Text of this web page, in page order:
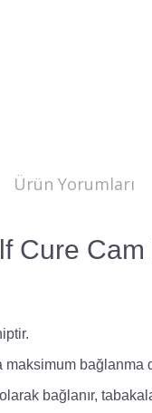
Ürün Yorumları
Cure
maksimum bağlanma
bağlanır,